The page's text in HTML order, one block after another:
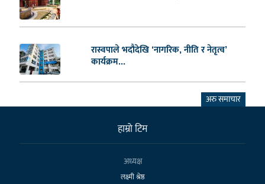
रास्वपाले भदौदेखि ‘नागरिक, नीति र नेतृत्व’
कार्यक्रम...
अरु समाचार
हाम्राे टिम
अध्यक्ष
लक्ष्मी श्रेष्ठ